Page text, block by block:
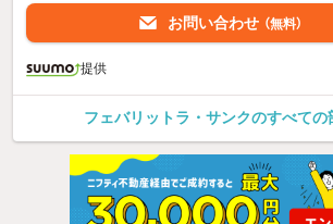
お問い合わせ （無料）
提供
フェバリットラ・サンクのすべての